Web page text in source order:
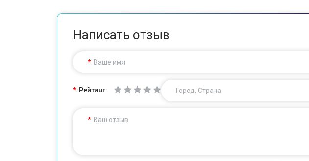
Написать отзыв
Ваше имя
Рейтинг: Город, Страна
Ваш отзыв